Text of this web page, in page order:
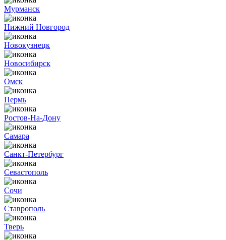
Мурманск
Нижний Новгород
Новокузнецк
Новосибирск
Омск
Пермь
Ростов-На-Дону
Самара
Санкт-Петербург
Севастополь
Сочи
Ставрополь
Тверь